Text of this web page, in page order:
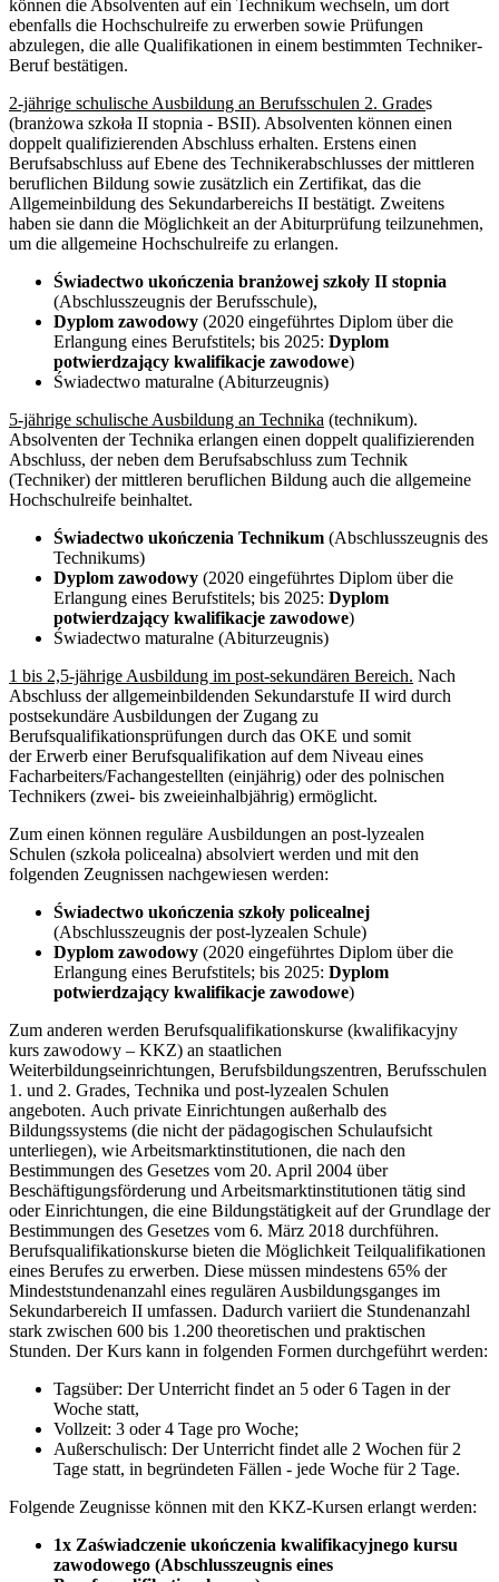
können die Absolventen auf ein Technikum wechseln, um dort
ebenfalls die Hochschulreife zu erwerben sowie Prüfungen
abzulegen, die alle Qualifikationen in einem bestimmten Techniker-
Beruf bestätigen.
2-jährige schulische Ausbildung an Berufsschulen 2. Grades
(branżowa szkoła II stopnia - BSII). Absolventen können einen
doppelt qualifizierenden Abschluss erhalten. Erstens einen
Berufsabschluss auf Ebene des Technikerabschlusses der mittleren
beruflichen Bildung sowie zusätzlich ein Zertifikat, das die
Allgemeinbildung des Sekundarbereichs II bestätigt. Zweitens
haben sie dann die Möglichkeit an der Abiturprüfung teilzunehmen,
um die allgemeine Hochschulreife zu erlangen.
Świadectwo ukończenia branżowej szkoły II stopnia
(Abschlusszeugnis der Berufsschule),
Dyplom zawodowy (2020 eingeführtes Diplom über die
Erlangung eines Berufstitels; bis 2025: Dyplom
potwierdzający kwalifikacje zawodowe)
Świadectwo maturalne (Abiturzeugnis)
5-jährige schulische Ausbildung an Technika (technikum).
Absolventen der Technika erlangen einen doppelt qualifizierenden
Abschluss, der neben dem Berufsabschluss zum Technik
(Techniker) der mittleren beruflichen Bildung auch die allgemeine
Hochschulreife beinhaltet.
Świadectwo ukończenia Technikum (Abschlusszeugnis des
Technikums)
Dyplom zawodowy (2020 eingeführtes Diplom über die
Erlangung eines Berufstitels; bis 2025: Dyplom
potwierdzający kwalifikacje zawodowe)
Świadectwo maturalne (Abiturzeugnis)
1 bis 2,5-jährige Ausbildung im post-sekundären Bereich. Nach
Abschluss der allgemeinbildenden Sekundarstufe II wird durch
postsekundäre Ausbildungen der Zugang zu
Berufsqualifikationsprüfungen durch das OKE und somit
der Erwerb einer Berufsqualifikation auf dem Niveau eines
Facharbeiters/Fachangestellten (einjährig) oder des polnischen
Technikers (zwei- bis zweieinhalbjährig) ermöglicht.
Zum einen können reguläre Ausbildungen an post-lyzealen
Schulen (szkoła policealna) absolviert werden und mit den
folgenden Zeugnissen nachgewiesen werden:
Świadectwo ukończenia szkoły policealnej
(Abschlusszeugnis der post-lyzealen Schule)
Dyplom zawodowy (2020 eingeführtes Diplom über die
Erlangung eines Berufstitels; bis 2025: Dyplom
potwierdzający kwalifikacje zawodowe)
Zum anderen werden Berufsqualifikationskurse (kwalifikacyjny
kurs zawodowy – KKZ) an staatlichen
Weiterbildungseinrichtungen, Berufsbildungszentren, Berufsschulen
1. und 2. Grades, Technika und post-lyzealen Schulen
angeboten. Auch private Einrichtungen außerhalb des
Bildungssystems (die nicht der pädagogischen Schulaufsicht
unterliegen), wie Arbeitsmarktinstitutionen, die nach den
Bestimmungen des Gesetzes vom 20. April 2004 über
Beschäftigungsförderung und Arbeitsmarktinstitutionen tätig sind
oder Einrichtungen, die eine Bildungstätigkeit auf der Grundlage der
Bestimmungen des Gesetzes vom 6. März 2018 durchführen.
Berufsqualifikationskurse bieten die Möglichkeit Teilqualifikationen
eines Berufes zu erwerben. Diese müssen mindestens 65% der
Mindeststundenanzahl eines regulären Ausbildungsganges im
Sekundarbereich II umfassen. Dadurch variiert die Stundenanzahl
stark zwischen 600 bis 1.200 theoretischen und praktischen
Stunden. Der Kurs kann in folgenden Formen durchgeführt werden:
Tagsüber: Der Unterricht findet an 5 oder 6 Tagen in der
Woche statt,
Vollzeit: 3 oder 4 Tage pro Woche;
Außerschulisch: Der Unterricht findet alle 2 Wochen für 2
Tage statt, in begründeten Fällen - jede Woche für 2 Tage.
Folgende Zeugnisse können mit den KKZ-Kursen erlangt werden:
1x Zaświadczenie ukończenia kwalifikacyjnego kursu
zawodowego (Abschlusszeugnis eines